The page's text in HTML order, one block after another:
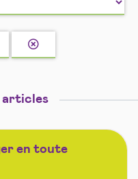
Effacer
la
articles
en toute